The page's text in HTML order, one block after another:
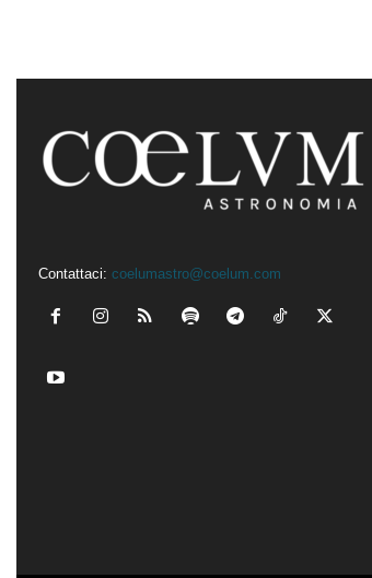
Contattaci: coelumastro@coelum.com